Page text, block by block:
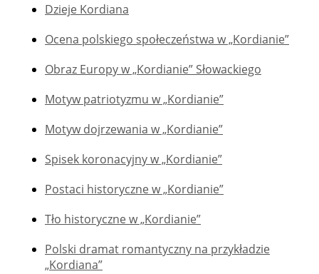
Dzieje Kordiana
Ocena polskiego społeczeństwa w „Kordianie”
Obraz Europy w „Kordianie” Słowackiego
Motyw patriotyzmu w „Kordianie”
Motyw dojrzewania w „Kordianie”
Spisek koronacyjny w „Kordianie”
Postaci historyczne w „Kordianie”
Tło historyczne w „Kordianie”
Polski dramat romantyczny na przykładzie
„Kordiana”